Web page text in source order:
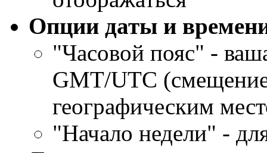
Опции даты и
"Часовой пояс" -
GMT/UTC
географическим
"Начало недели" -